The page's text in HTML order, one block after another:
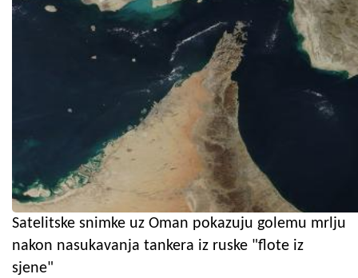
Satelitske snimke uz Oman pokazuju golemu mrlju
nakon nasukavanja tankera iz ruske "flote iz
sjene"